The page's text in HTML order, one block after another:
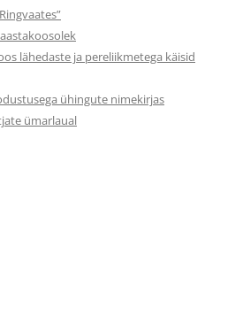
lähedaste ja pereliikmetega käisid
ühingute nimekirjas
ümarlaual